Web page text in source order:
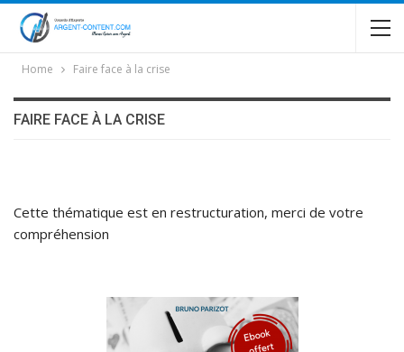
Home Faire face à la crise
FAIRE FACE À LA CRISE
Cette thématique est en restructuration, merci de votre
compréhension